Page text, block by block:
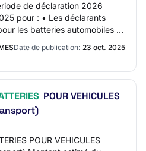
de déclaration 2026
pour : • Les déclarants
les batteries automobiles et
Date de publication: 23 oct. 2025
POUR VEHICULES
POUR VEHICULES